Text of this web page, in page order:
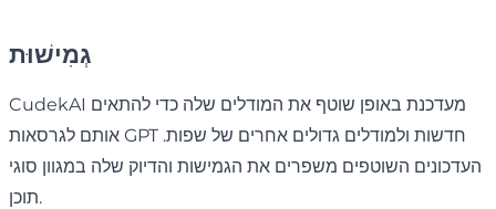
גְמִישׁוּת
CudekAI מעדכנת באופן שוטף את המודלים שלה כדי להתאים
אותם לגרסאות GPT חדשות ולמודלים גדולים אחרים של שפות.
העדכונים השוטפים משפרים את הגמישות והדיוק שלה במגוון סוגי
תוכן.